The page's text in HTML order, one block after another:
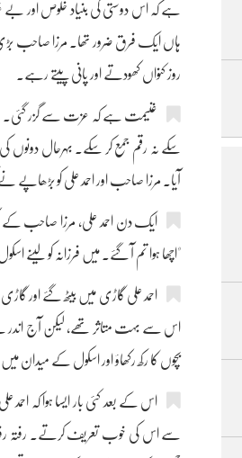
ہے کہ اس دوستی کی بنیاد خلوص اور بے
ہاں ایک فرق ضرور تھا۔ مرزا صاحب
روز کنواں کھودتے اور پانی پیتے رہے۔
غنیمت ہے کہ عزت سے گزر گئی۔
سکے نہ رقم جمع کر سکے۔ بہرحال
آیا۔ مرزا صاحب اور احمد علی کو
ایک دن احمد علی، مرزا صاحب کے
"اچھا ہوا تم آ گئے۔ میں فرزانہ کو لینے
احمد علی گاڑی میں بیٹھ گئے اور
اس سے بہت متاثر تھے، لیکن آج اندر
بچوں کا رکھ رکھاؤ اور اسکول کے میدان
اس کے بعد کئی بار ایسا ہوا کہ احمد
سے اس کی خوب تعریف کرتے۔ رفتہ